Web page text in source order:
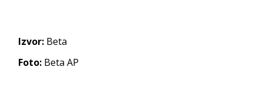
Izvor: Beta
Foto: Beta AP